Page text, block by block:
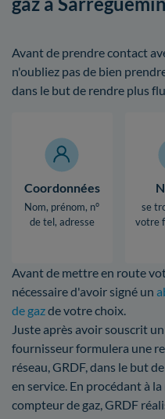
Avant de prendre contact
n'oubliez pas de bien
dans le but de rendre plus
Coordonnées
Nom, prénom, n°
de tel, adresse
se
votre
Avant de mettre en route
nécessaire d'avoir signé un
de gazde votre choix.
Juste après avoir souscrit
fournisseur formulera une
réseau, GRDF, dans le but
en service. En procédant à
compteur de gaz, GRDF